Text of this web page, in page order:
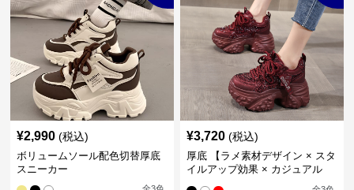
¥2,990 (税込)
ボリュームソール配色切替厚底
スニーカー
¥3,720 (税込)
厚底 【ラメ素材デザイン × スタ
イルアップ効果 × カジュアル
系】厚底デザインスニーカー